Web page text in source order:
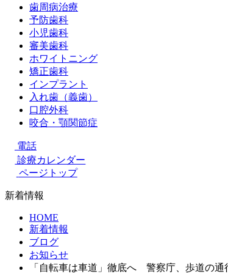
歯周病治療
予防歯科
小児歯科
審美歯科
ホワイトニング
矯正歯科
インプラント
入れ歯（義歯）
口腔外科
咬合・顎関節症
電話
診療カレンダー
ページトップ
新着情報
HOME
新着情報
ブログ
お知らせ
「自転車は車道」徹底へ 警察庁、歩道の通